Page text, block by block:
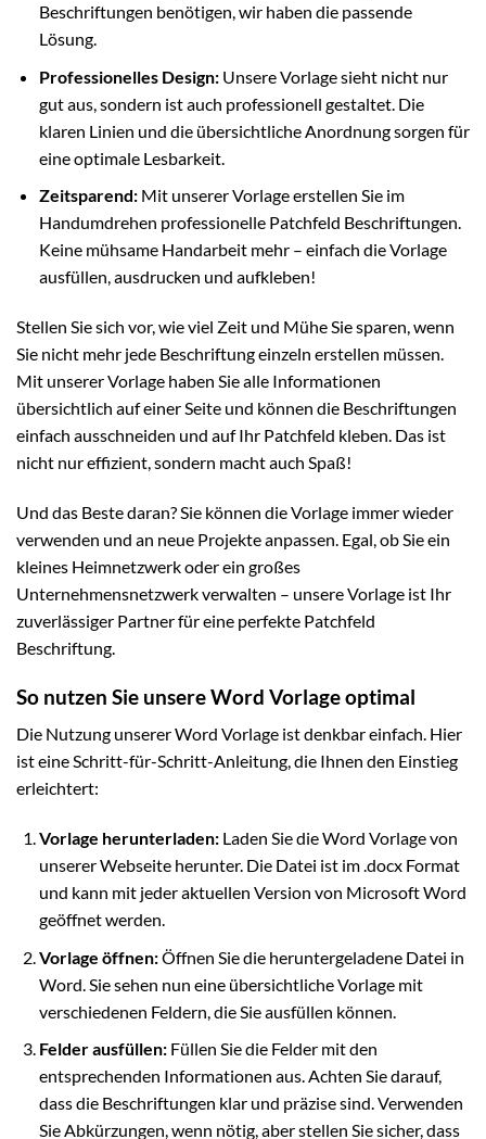
Beschriftungen benötigen, wir haben die passende
Lösung.
Professionelles Design:Unsere Vorlage sieht nicht nur
gut aus, sondern ist auch professionell gestaltet. Die
klaren Linien und die übersichtliche Anordnung sorgen für
eine optimale Lesbarkeit.
Zeitsparend:Mit unserer Vorlage erstellen Sie im
Handumdrehen professionelle Patchfeld Beschriftungen.
Keine mühsame Handarbeit mehr – einfach die Vorlage
ausfüllen, ausdrucken und aufkleben!
Stellen Sie sich vor, wie viel Zeit und Mühe Sie sparen, wenn
Sie nicht mehr jede Beschriftung einzeln erstellen müssen.
Mit unserer Vorlage haben Sie alle Informationen
übersichtlich auf einer Seite und können die Beschriftungen
einfach ausschneiden und auf Ihr Patchfeld kleben. Das ist
nicht nur effizient, sondern macht auch Spaß!
Und das Beste daran? Sie können die Vorlage immer wieder
verwenden und an neue Projekte anpassen. Egal, ob Sie ein
kleines Heimnetzwerk oder ein großes
Unternehmensnetzwerk verwalten – unsere Vorlage ist Ihr
zuverlässiger Partner für eine perfekte Patchfeld
Beschriftung.
So nutzen Sie unsere Word Vorlage optimal
Die Nutzung unserer Word Vorlage ist denkbar einfach. Hier
ist eine Schritt-für-Schritt-Anleitung, die Ihnen den Einstieg
erleichtert:
Vorlage herunterladen:Laden Sie die Word Vorlage von
unserer Webseite herunter. Die Datei ist im .docx Format
und kann mit jeder aktuellen Version von Microsoft Word
geöffnet werden.
Vorlage öffnen:Öffnen Sie die heruntergeladene Datei in
Word. Sie sehen nun eine übersichtliche Vorlage mit
verschiedenen Feldern, die Sie ausfüllen können.
Felder ausfüllen:Füllen Sie die Felder mit den
entsprechenden Informationen aus. Achten Sie darauf,
dass die Beschriftungen klar und präzise sind. Verwenden
Sie Abkürzungen, wenn nötig, aber stellen Sie sicher, dass